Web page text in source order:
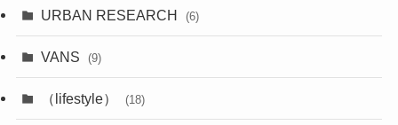
URBAN RESEARCH (6)
VANS (9)
（lifestyle） (18)